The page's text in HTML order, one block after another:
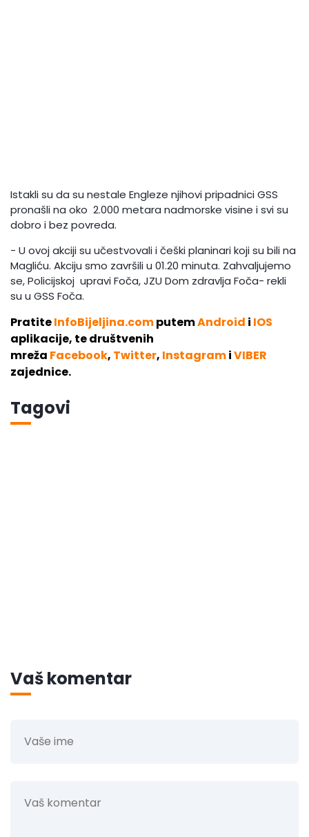
Istakli su da su nestale Engleze njihovi pripadnici GSS
pronašli na oko 2.000 metara nadmorske visine i svi su
dobro i bez povreda.
- U ovoj akciji su učestvovali i češki planinari koji su bili na
Magliću. Akciju smo završili u 01.20 minuta. Zahvaljujemo
se, Policijskoj upravi Foča, JZU Dom zdravlja Foča- rekli
su u GSS Foča.
PratiteInfoBijeljina.computemAndroid i IOS
aplikacije, te društvenih
mreža Facebook, Twitter, InstagramiVIBER
zajednice.
Tagovi
Vaš komentar